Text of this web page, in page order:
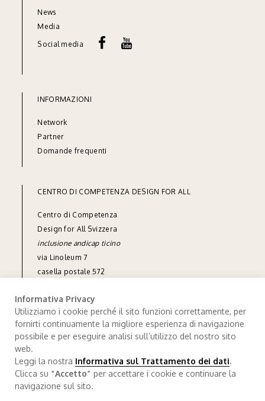
News
Media
Social media
INFORMAZIONI
Network
Partner
Domande frequenti
CENTRO DI COMPETENZA DESIGN FOR ALL
Centro di Competenza
Design for All Svizzera
inclusione andicap ticino
via Linoleum 7
casella postale 572
tel+41 91 850 90 90
info@designforall.ch
Trattamento dei dati.Credits
Informativa Privacy
Utilizziamo i cookie perché il sito funzioni correttamente, per
fornirti continuamente la migliore esperienza di navigazione
possibile e per eseguire analisi sull’utilizzo del nostro sito
web.
Leggi la nostra Informativa sul Trattamento dei dati.
Clicca su “Accetto” per accettare i cookie e continuare la
navigazione sul sito.